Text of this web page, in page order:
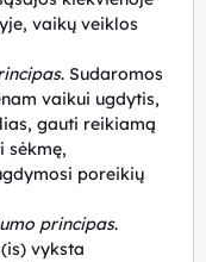
vaikų veiklos
. Sudaromos
vaikui ugdytis,
gauti reikiamą
sėkmę,
poreikių
principas.
vyksta